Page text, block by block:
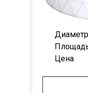
Диаметр
Цена